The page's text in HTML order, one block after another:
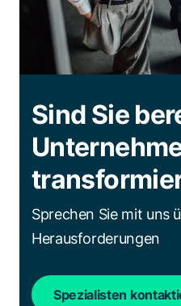
Sind Sie
Sprechen Sie mit uns
Herausforderungen
Spezialisten